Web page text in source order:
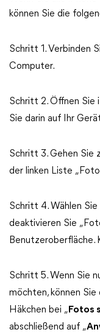
können Sie die
Schritt 1. Verbinden
Computer.
Schritt 2. Öffnen Sie
Sie darin auf Ihr
Schritt 3. Gehen Sie
der linken Liste
Schritt 4. Wählen Sie
deaktivieren Sie
Benutzeroberfläche.
Schritt 5. Wenn Sie
möchten, können Sie
Häkchen bei „ Fotos
abschließend auf „